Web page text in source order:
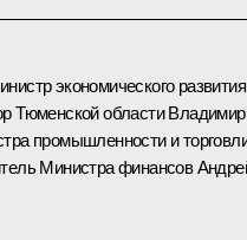
экономического развития
Тюменской областиВладимир
промышленности и
Министра финансов